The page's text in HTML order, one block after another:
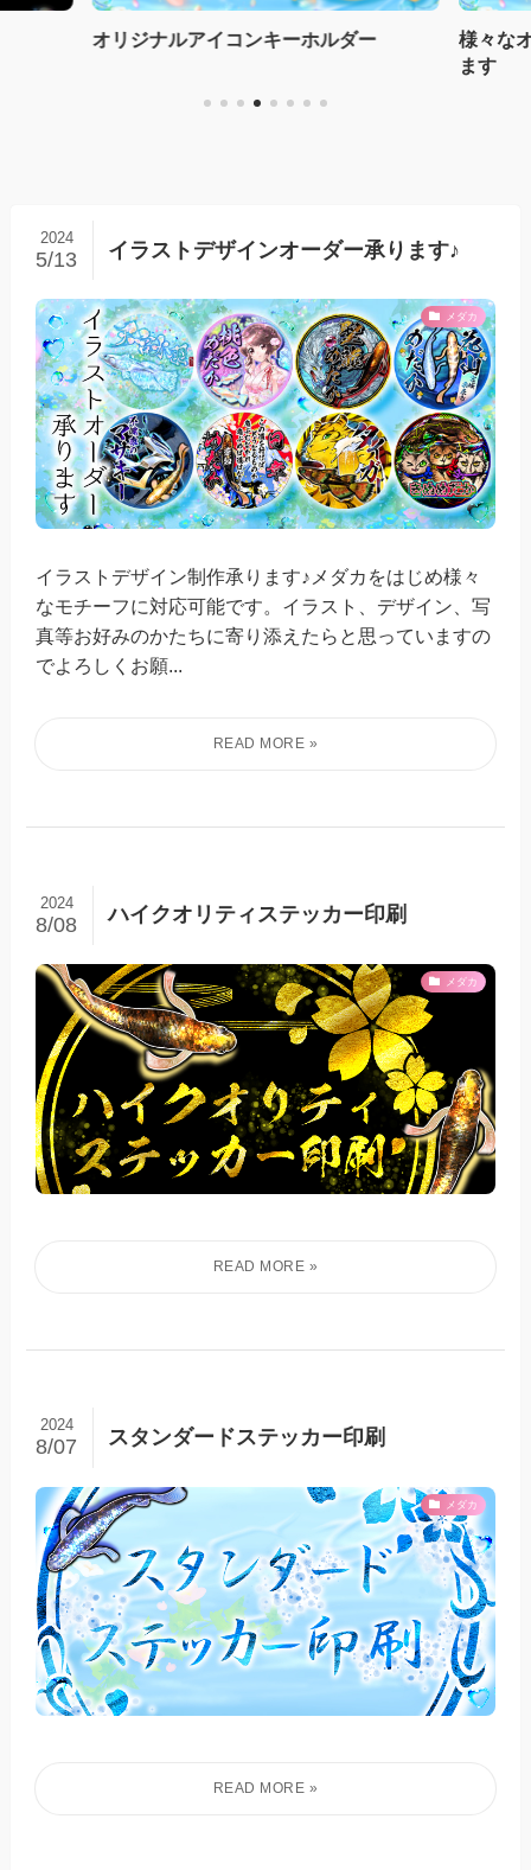
オリジナルアイコンキーホルダー
様々な
ます
イラストデザインオーダー承ります♪
2024
5/13
メダカ
イラストデザイン制作承ります♪メダカをはじめ様々
なモチーフに対応可能です。イラスト、デザイン、写
真等お好みのかたちに寄り添えたらと思っていますの
でよろしくお願...
ハイクオリティステッカー印刷
2024
8/08
メダカ
スタンダードステッカー印刷
2024
8/07
メダカ